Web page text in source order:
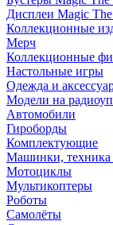
Дисплеи Magic
Коллекционные
Мерч
Коллекционные
Настольные игры
Одежда и
Модели на
Автомобили
Гироборды
Комплектующие
Машинки, техника
Мотоциклы
Мультикоптеры
Роботы
Самолёты